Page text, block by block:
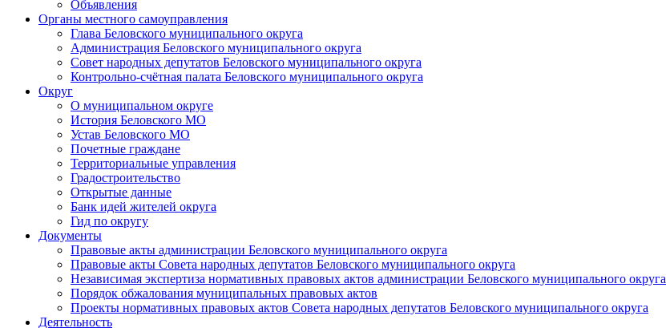
Объявления
Органы местного самоуправления
Глава Беловского муниципального округа
Администрация Беловского муниципального округа
Совет народных депутатов Беловского муниципального округа
Контрольно-счётная палата Беловского муниципального округа
Округ
О муниципальном округе
История Беловского МО
Устав Беловского МО
Почетные граждане
Территориальные управления
Градостроительство
Открытые данные
Банк идей жителей округа
Гид по округу
Документы
Правовые акты администрации Беловского муниципального округа
Правовые акты Совета народных депутатов Беловского муниципального округа
Независимая экспертиза нормативных правовых актов администрации Беловского муниципального округа
Порядок обжалования муниципальных правовых актов
Проекты нормативных правовых актов Совета народных депутатов Беловского муниципального округа
Деятельность